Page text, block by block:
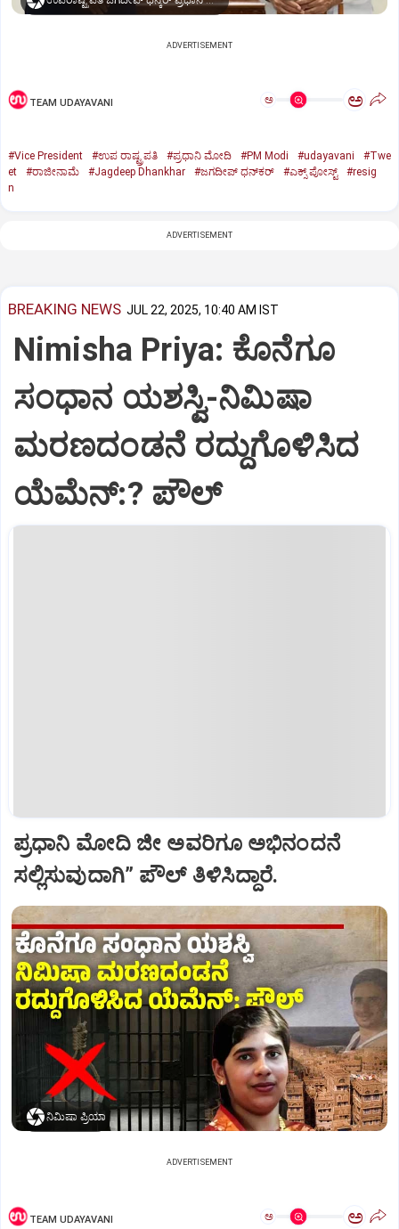
ADVERTISEMENT
TEAM UDAYAVANI ಅ ಅ
#Vice President #ಉಪ ರಾಷ್ಟ್ರಪತಿ #ಪ್ರಧಾನಿ ಮೋದಿ #PM Modi #udayavani
#Twe
et
#ರಾಜೀನಾಮೆ #Jagdeep Dhankhar #ಜಗದೀಪ್‌ ಧನ್‌ಕರ್‌ #ಎಕ್ಸ್‌ ಪೋಸ್ಟ್
#resig
n
ADVERTISEMENT
BREAKING NEWS JUL 22, 2025, 10:40 AM IST
Nimisha Priya: ಕೊನೆಗೂ
ಸಂಧಾನ ಯಶಸ್ವಿ-ನಿಮಿಷಾ
ಮರಣದಂಡನೆ ರದ್ದುಗೊಳಿಸಿದ
ಯೆಮೆನ್:? ಪೌಲ್
ಪ್ರಧಾನಿ ಮೋದಿ ಜೀ ಅವರಿಗೂ ಅಭಿನಂದನೆ
ಸಲ್ಲಿಸುವುದಾಗಿ” ಪೌಲ್‌ ತಿಳಿಸಿದ್ದಾರೆ.
ನಿಮಿಷಾ ಪ್ರಿಯಾ
ADVERTISEMENT
TEAM UDAYAVANI ಅ ಅ